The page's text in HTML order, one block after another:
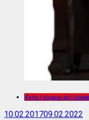
Культурные истории
10.02.201709.02.2022